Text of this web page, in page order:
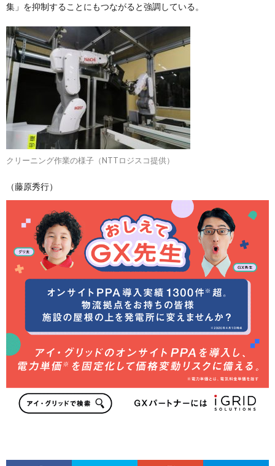
集」を抑制することにもつながると強調している。
クリーニング作業の様子（NTTロジスコ提供）
（藤原秀行）